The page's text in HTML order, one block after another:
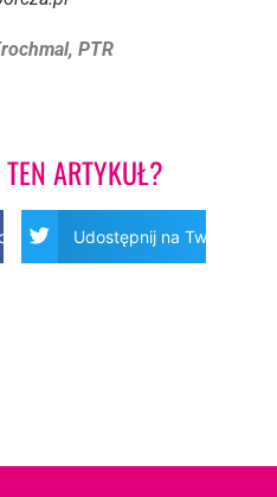
PTR
ARTYKUŁ?
Udostępnij na Twitter